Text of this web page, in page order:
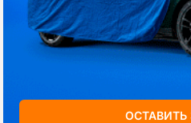
ОСТАВИТЬ